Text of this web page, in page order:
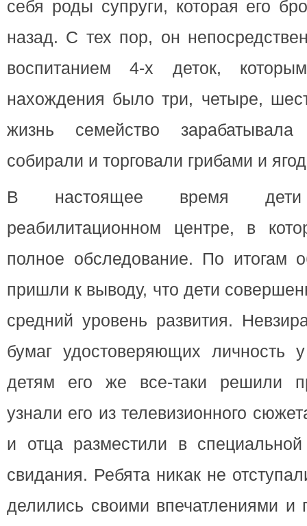
себя роды супруги, которая его
назад. С тех пор, он
воспитанием 4-х деток,
нахождения было три, четыре,
жизнь семейство
собирали и торговали грибами и
В настоящее время
реабилитационном центре, в
полное обследование. По итогам
пришли к выводу, что дети
средний уровень развития.
бумаг удостоверяющих личность
детям его же все-таки решили
узнали его из телевизионного
и отца разместили в
свидания. Ребята никак не
делились своими впечатлениями и